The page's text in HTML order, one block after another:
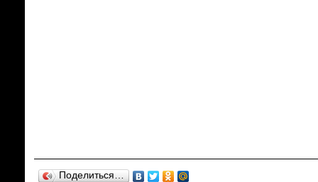
Поделиться…